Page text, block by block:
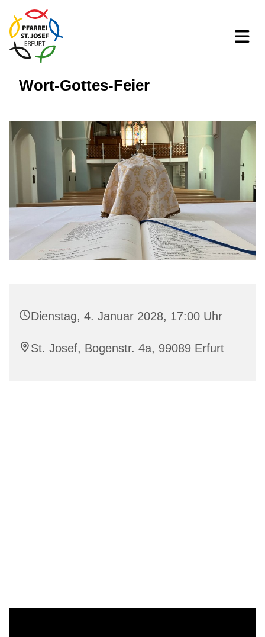
Wort-Gottes-Feier
Dienstag, 4. Januar 2028, 17:00 Uhr
St. Josef, Bogenstr. 4a, 99089 Erfurt